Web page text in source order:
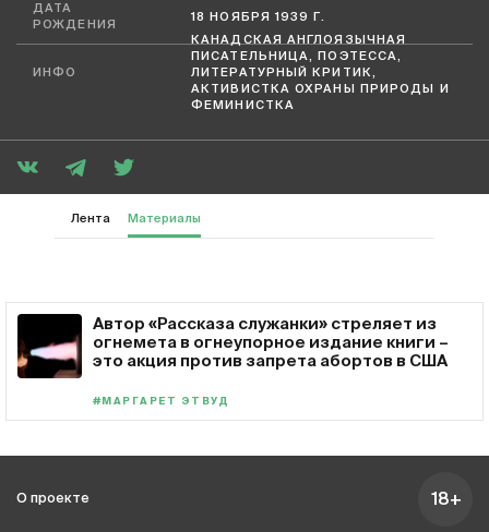
ДАТА
РОЖДЕНИЯ
18 НОЯБРЯ 1939 Г.
ИНФО
КАНАДСКАЯ АНГЛОЯЗЫЧНАЯ
ПИСАТЕЛЬНИЦА, ПОЭТЕССА,
ЛИТЕРАТУРНЫЙ КРИТИК,
АКТИВИСТКА ОХРАНЫ ПРИРОДЫ И
ФЕМИНИСТКА
Лента Материалы
Автор «Рассказа служанки» стреляет из
огнемета в огнеупорное издание книги –
это акция против запрета абортов в США
#МАРГАРЕТ ЭТВУД
О проекте 18+